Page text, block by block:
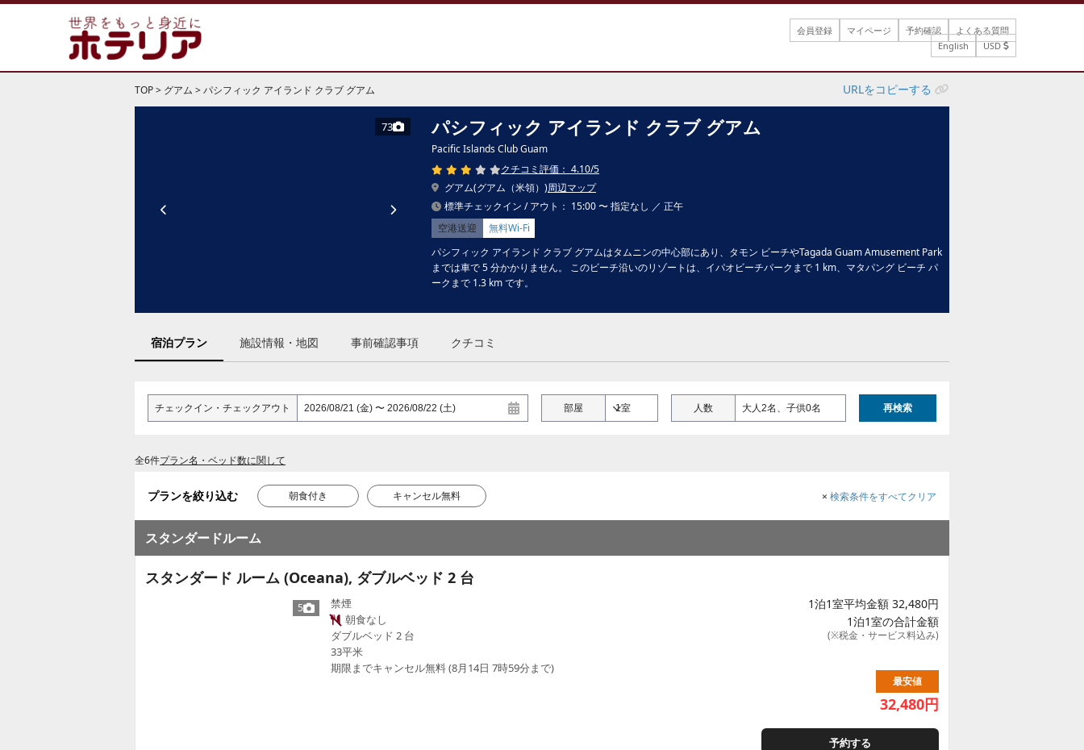
会員登録 マイページ 予約確認
よくある質問
English
USD
TOP> グアム >パシフィック アイランド クラブ グアム URLをコピーする
73 パシフィック アイランド クラブ グアム
Pacific Islands Club Guam
クチコミ評価： 4.10/5
グアム(グアム（米領）)周辺マップ
標準チェックイン / アウト： 15:00 〜 指定なし ／ 正午
空港送迎
無料Wi-Fi
パシフィック アイランド クラブ グアムはタムニンの中心部にあり、タモン ビーチやTagada Guam Amusement Park
までは車で 5 分かかりません。 このビーチ沿いのリゾートは、イパオビーチパークまで 1 km、マタパング ビーチ パ
ークまで 1.3 km です。
宿泊プラン 施設情報・地図 事前確認事項 クチコミ
チェックイン ・ チェックアウト 部屋 人数 大人2名、子供0名 再検索
全6件プラン名・ベッド数に関して
プランを絞り込む 朝食付き キャンセル無料 × 検索条件をすべてクリア
スタンダードルーム
スタンダード ルーム (Oceana), ダブルベッド 2 台
5
禁煙
朝食なし
ダブルベッド 2 台
33平米
期限までキャンセル無料 (8月14日 7時59分まで)
1泊1室平均金額 32,480円
1泊1室の合計金額
(※税金・サービス料込み)
最安値
32,480円
予約する